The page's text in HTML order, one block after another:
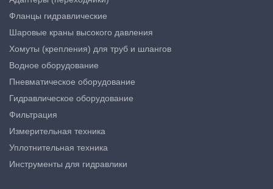
Фланцы гидравлические
Шаровые краны высокого давления
Хомуты (крепления) для труб и шлангов
Водное оборудование
Пневматическое оборудование
Гидравлическое оборудование
Фильтрация
Измерительная техника
Уплотнительная техника
Инструменты для гидравлики